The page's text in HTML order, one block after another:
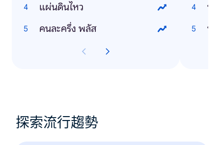
แผ่นดินไหว
คนละครึ่ง พลัส
บ้
ปร
探索流行趨勢